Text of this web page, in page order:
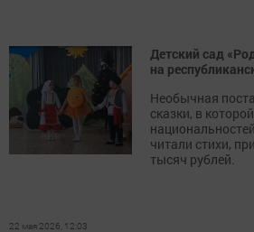
Детский сад
на
Необычная
сказки, в
читали стихи,
тысяч рублей.
22 мая 2026, 12:03